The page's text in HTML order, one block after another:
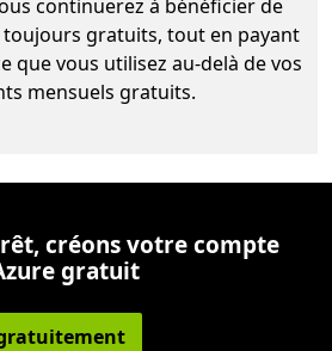
continuerez à bénéficier de
toujours gratuits, tout en payant
que vous utilisez au-delà de vos
mensuels gratuits.
créons votre compte
gratuit
gratuitement